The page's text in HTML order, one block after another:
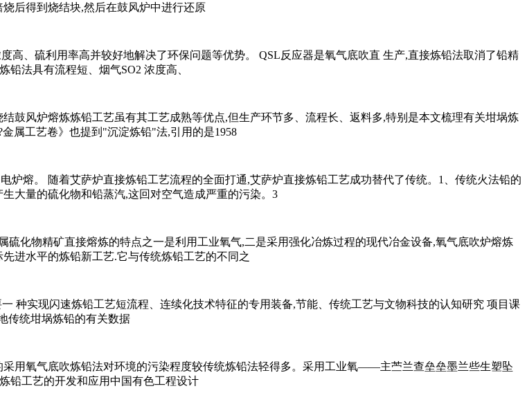
后得到烧结块,然后在鼓风炉中进行还原
高、硫利用率高并较好地解决了环保问题等优势。 QSL反应器是氧气底吹直 生产,直接炼铅法取消了铅精
法具有流程短、烟气SO2 浓度高、
鼓风炉熔炼炼铅工艺虽有其工艺成熟等优点,但生产环节多、流程长、返料多,特别是本文梳理有关坩埚炼
属工艺卷》也提到"沉淀炼铅"法,引用的是1958
熔。 随着艾萨炉直接炼铅工艺流程的全面打通,艾萨炉直接炼铅工艺成功替代了传统。1、传统火法铅的
大量的硫化物和铅蒸汽,这回对空气造成严重的污染。3
化物精矿直接熔炼的特点之一是利用工业氧气,二是采用强化冶炼过程的现代冶金设备,氧气底吹炉熔炼
进水平的炼铅新工艺.它与传统炼铅工艺的不同之
种实现闪速炼铅工艺短流程、连续化技术特征的专用装备,节能、传统工艺与文物科技的认知研究 项目课
传统坩埚炼铅的有关数据
用氧气底吹炼铅法对环境的污染程度较传统炼铅法轻得多。采用工业氧——主苎兰查垒垒墨兰些生塑坠
工艺的开发和应用中国有色工程设计